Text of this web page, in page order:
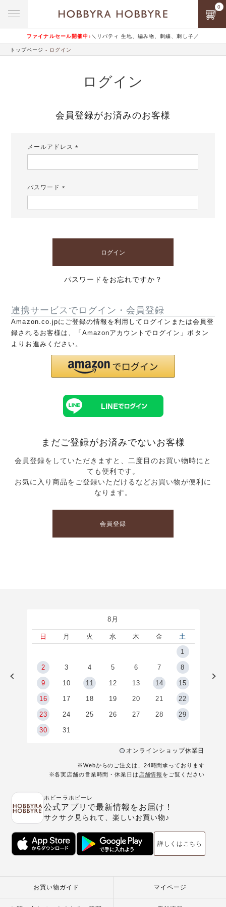
ファイナルセール開催中♪ ＼リバティ 生地、編み物、刺繍、刺し子／
0
トップページ ログイン
ログイン
会員登録がお済みのお客様
メールアドレス
パスワード
ログイン
パスワードをお忘れですか？
連携サービスでログイン・会員登録
Amazon.co.jpにご登録の情報を利用してログインまたは会員登
録されるお客様は、「Amazonアカウントでログイン」ボタン
よりお進みください。
まだご登録がお済みでないお客様
会員登録をしていただきますと、二度目のお買い物時にと
ても便利です。
お気に入り商品をご登録いただけるなどお買い物が便利に
なります。
会員登録
8月
日 月 火 水 木 金
土
1
2 3 4 5 6 7 8
9 10 11 12 13 14 15
16 17 18 19 20 21 22
23 24 25 26 27 28 29
30 31
オンラインショップ休業日
※Webからのご注文は、24時間承っております
※各実店舗の営業時間・休業日は 店舗情報 をご覧ください
ホビーラホビーレ
公式アプリで最新情報をお届け！
サクサク見られて、楽しいお買い物♪
詳しくはこちら
お買い物ガイド マイページ